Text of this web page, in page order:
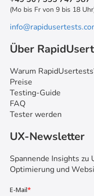
(Mo bis Fr von 9 bis 18
Über
Warum
Preise
Testing-Guide
FAQ
Tester werden
UX-Newsletter
Spannende Insights zu
Optimierung und